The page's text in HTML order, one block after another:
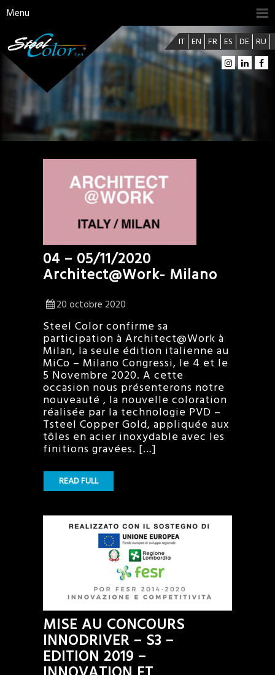
Menu
IT EN FR ES DE RU
04 – 05/11/2020
Architect@Work- Milano
20 octobre 2020
Steel Color confirme sa
participation à Architect@Work à
Milan, la seule édition italienne au
MiCo – Milano Congressi, le 4 et le
5 Novembre 2020. A cette
occasion nous présenterons notre
nouveauté , la nouvelle coloration
réalisée par la technologie PVD –
Tsteel Copper Gold, appliquée aux
tôles en acier inoxydable avec les
finitions gravées. […]
READ FULL
MISE AU CONCOURS
INNODRIVER – S3 –
EDITION 2019 –